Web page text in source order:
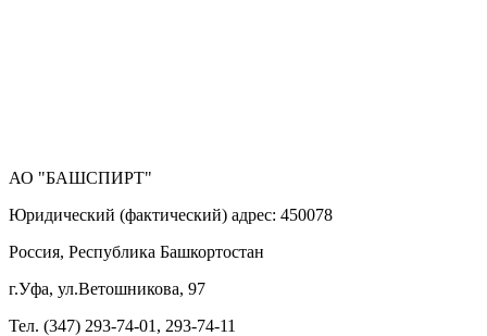
АО "БАШСПИРТ"
Юридический (фактический) адрес: 450078
Россия, Республика Башкортостан
г.Уфа, ул.Ветошникова, 97
Тел. (347) 293-74-01, 293-74-11